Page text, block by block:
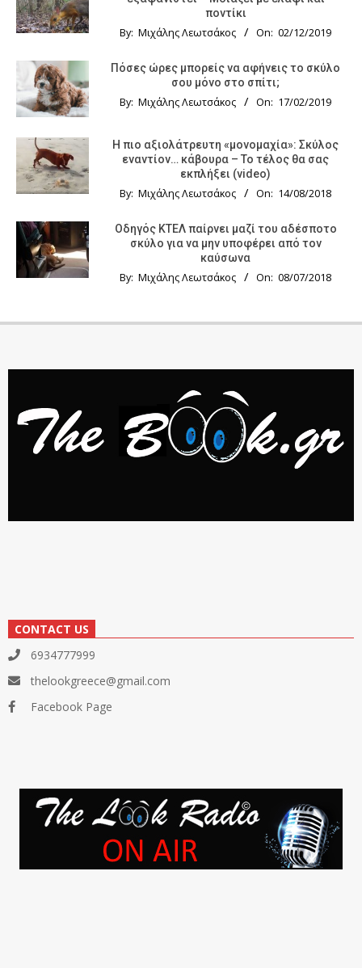
ποντίκι
By: Μιχάλης Λεωτσάκος On: 02/12/2019
Πόσες ώρες μπορείς να αφήνεις το σκύλο
σου μόνο στο σπίτι;
By: Μιχάλης Λεωτσάκος On: 17/02/2019
Η πιο αξιολάτρευτη «μονομαχία»: Σκύλος
εναντίον… κάβουρα – Το τέλος θα σας
εκπλήξει (video)
By: Μιχάλης Λεωτσάκος On: 14/08/2018
Οδηγός KTΕΛ παίρνει μαζί του αδέσποτο
σκύλο για να μην υποφέρει από τον
καύσωνα
By: Μιχάλης Λεωτσάκος On: 08/07/2018
CONTACT US
6934777999
thelookgreece@gmail.com
Facebook Page